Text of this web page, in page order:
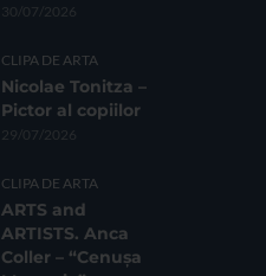
30/07/2026
CLIPA DE ARTA
Nicolae Tonitza –
Pictor al copiilor
29/07/2026
CLIPA DE ARTA
ARTS and
ARTISTS. Anca
Coller – “Cenușa